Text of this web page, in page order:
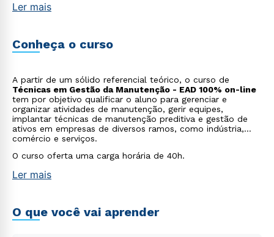
Ler mais
Conheça o curso
A partir de um sólido referencial teórico, o curso de
Técnicas em Gestão da Manutenção - EAD 100% on-line
tem por objetivo qualificar o aluno para gerenciar e
organizar atividades de manutenção, gerir equipes,
implantar técnicas de manutenção preditiva e gestão de
ativos em empresas de diversos ramos, como indústria,
comércio e serviços.
O curso oferta uma carga horária de 40h.
Ler mais
O que você vai aprender